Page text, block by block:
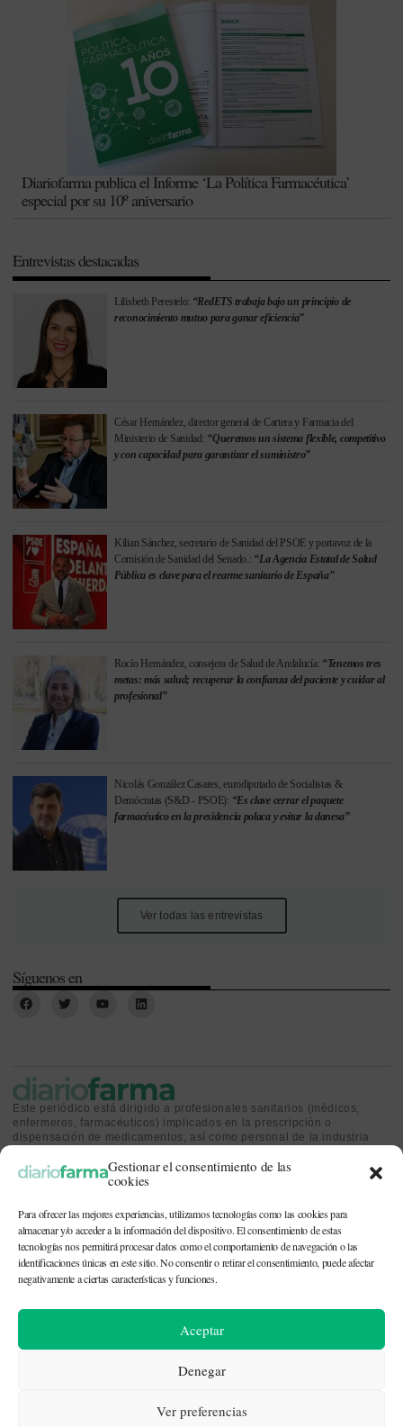
Gestionar el consentimiento de las
cookies
Para ofrecer las mejores experiencias, utilizamos tecnologías como las cookies para
almacenar y/o acceder a la información del dispositivo. El consentimiento de estas
tecnologías nos permitirá procesar datos como el comportamiento de navegación o las
identificaciones únicas en este sitio. No consentir o retirar el consentimiento, puede afectar
negativamente a ciertas características y funciones.
Aceptar
Denegar
Ver preferencias
Diariofarma publica el Informe ‘La Política Farmacéutica’
especial por su 10º aniversario
Entrevistas destacadas
Lilisbeth Perestelo: “RedETS trabaja bajo un principio de
reconocimiento mutuo para ganar eficiencia”
César Hernández, director general de Cartera y Farmacia del
Ministerio de Sanidad: “Queremos un sistema flexible, competitivo
y con capacidad para garantizar el suministro”
Kilian Sánchez, secretario de Sanidad del PSOE y portavoz de la
Comisión de Sanidad del Senado.: “La Agencia Estatal de Salud
Pública es clave para el rearme sanitario de España”
Rocío Hernández, consejera de Salud de Andalucía: “Tenemos tres
metas: más salud; recuperar la confianza del paciente y cuidar al
profesional”
Nicolás González Casares, eurodiputado de Socialistas &
Demócratas (S&D - PSOE): “Es clave cerrar el paquete
farmacéutico en la presidencia polaca y evitar la danesa”
Ver todas las entrevistas
Síguenos en
Este periódico está dirigido a profesionales sanitarios (médicos,
enfermeros, farmacéuticos) implicados en la prescripción o
dispensación de medicamentos, así como personal de la industria
sanitaria.
CONTACTO Y QUIÉNES SOMOS|POLÍTICA DE COOKIES|POLÍTICA DE
© 2026. Todos los derechos reservados. |
| Recursos
fotográficos: depositphotos